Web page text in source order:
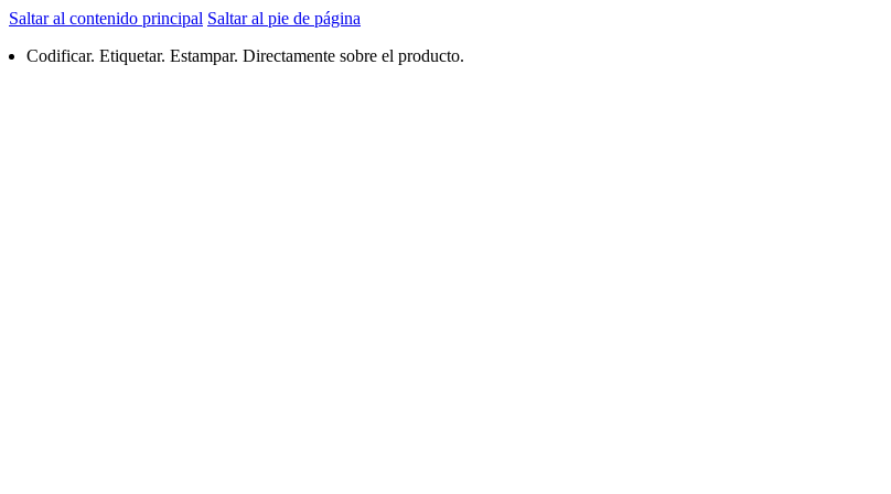
Saltar al contenido principal Saltar al pie de página
Codificar. Etiquetar. Estampar. Directamente sobre el producto.